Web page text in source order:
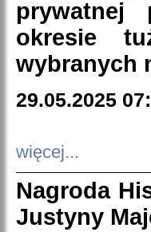
prywatnej
okresie
wybranych
29.05.2025
więcej...
Nagroda
Justyny